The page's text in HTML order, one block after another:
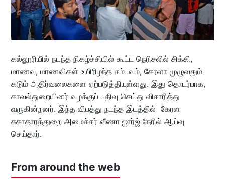
கல்லூரியில் நடந்த நிகழ்ச்சியில் கூட்ட நெரிசலில் சிக்கி,
மாணவ, மாணவிகள் உயிரிழந்த சம்பவம், கேரளா முழுவதும்
கடும் அதிர்வலைகளை ஏற்படுத்தியுள்ளது. இது தொடர்பாக,
காவல்துறையினர் வழக்குப் பதிவு செய்து விசாரித்து
வருகின்றனர். இந்த விபத்து நடந்த இடத்தில் கேரள
சுகாதாரத்துறை அமைச்சர் வீணா ஜார்ஜ் நேரில் ஆய்வு
செய்தார்.
From around the web